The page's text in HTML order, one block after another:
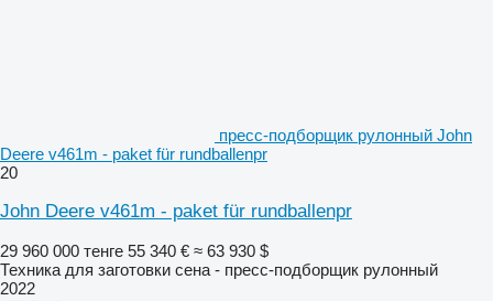
пресс-подборщик рулонный John
Deere v461m - paket für rundballenpr
20
John Deere v461m - paket für rundballenpr
29 960 000 тенге 55 340 € ≈ 63 930 $
Техника для заготовки сена - пресс-подборщик рулонный
2022